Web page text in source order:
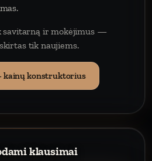
savitarną ir mokėjimus —
tik naujiems.
kainų konstruktorius
klausimai